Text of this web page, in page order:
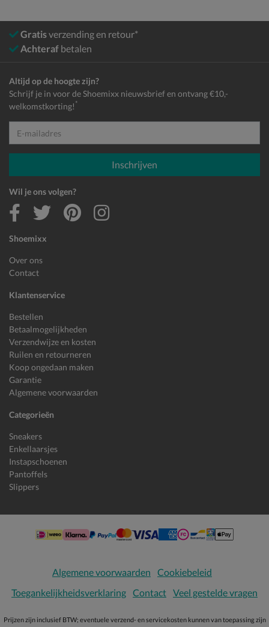
Gratisverzending en retour*
Achteraf betalen
Shoemixx
Over ons
Contact
Klantenservice
Bestellen
Betaalmogelijkheden
Verzendwijze en kosten
Ruilen en retourneren
Koop ongedaan maken
Garantie
Algemene voorwaarden
Categorieën
Sneakers
Enkellaarsjes
Instapschoenen
Pantoffels
Slippers
Altijd op de hoogte zijn?
Schrijf je in voor de Shoemixx nieuwsbrief en ontvang €10,-
welkomstkorting! *
E-mailadres
Inschrijven
Wil je ons volgen?
Algemene voorwaarden
Cookiebeleid
Toegankelijkheidsverklaring Contact Veel gestelde vragen
Prijzen zijn inclusief BTW; eventuele verzend- en servicekosten kunnen van toepassing zijn